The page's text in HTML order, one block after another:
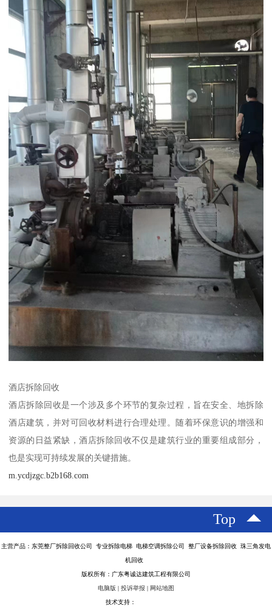
酒店拆除回收
酒店拆除回收是一个涉及多个环节的复杂过程，旨在安全、地拆除
酒店建筑，并对可回收材料进行合理处理。随着环保意识的增强和
资源的日益紧缺，酒店拆除回收不仅是建筑行业的重要组成部分，
也是实现可持续发展的关键措施。
m.ycdjzgc.b2b168.com
Top
主营产品：东莞整厂拆除回收公司 专业拆除电梯 电梯空调拆除公司 整厂设备拆除回收 珠三角发电
机回收
版权所有：广东粤诚达建筑工程有限公司
电脑版 | 投诉举报 | 网站地图
技术支持：